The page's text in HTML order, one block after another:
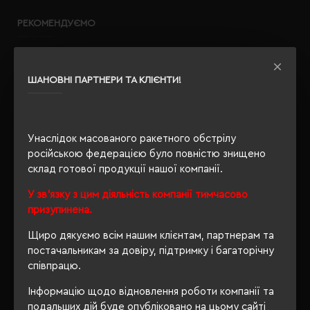
ШАНОВНІ ПАРТНЕРИ ТА КЛІЄНТИ!
Унаслідок масованого ракетного обстрілу
російською федерацією було повністю знищено
склад готової продукції нашої компанії.
У зв'язку з цим діяльність компанії тимчасово
призупинена.
Щиро дякуємо всім нашим клієнтам, партнерам та
постачальникам за довіру, підтримку і багаторічну
співпрацю.
Інформацію щодо відновлення роботи компанії та
подальших дій буде опубліковано на цьому сайті
РЕКОМЕНДУЄМО